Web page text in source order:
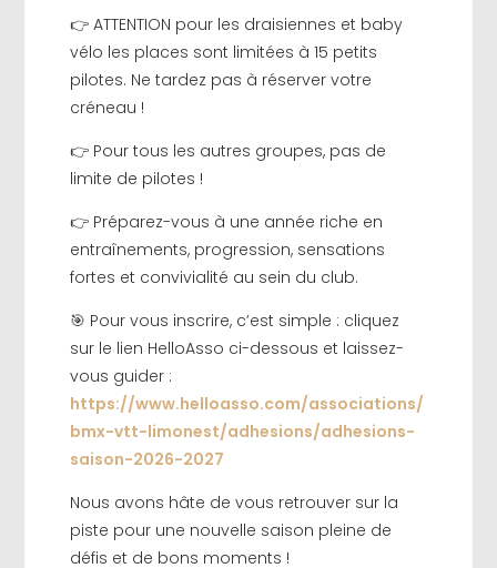
👉 ATTENTION pour les draisiennes et baby
vélo les places sont limitées à 15 petits
pilotes. Ne tardez pas à réserver votre
créneau !
👉 Pour tous les autres groupes, pas de
limite de pilotes !
👉 Préparez-vous à une année riche en
entraînements, progression, sensations
fortes et convivialité au sein du club.
🎯 Pour vous inscrire, c’est simple : cliquez
sur le lien HelloAsso ci-dessous et laissez-
vous guider :
https://www.helloasso.com/associations/
bmx-vtt-limonest/adhesions/adhesions-
saison-2026-2027
Nous avons hâte de vous retrouver sur la
piste pour une nouvelle saison pleine de
défis et de bons moments !